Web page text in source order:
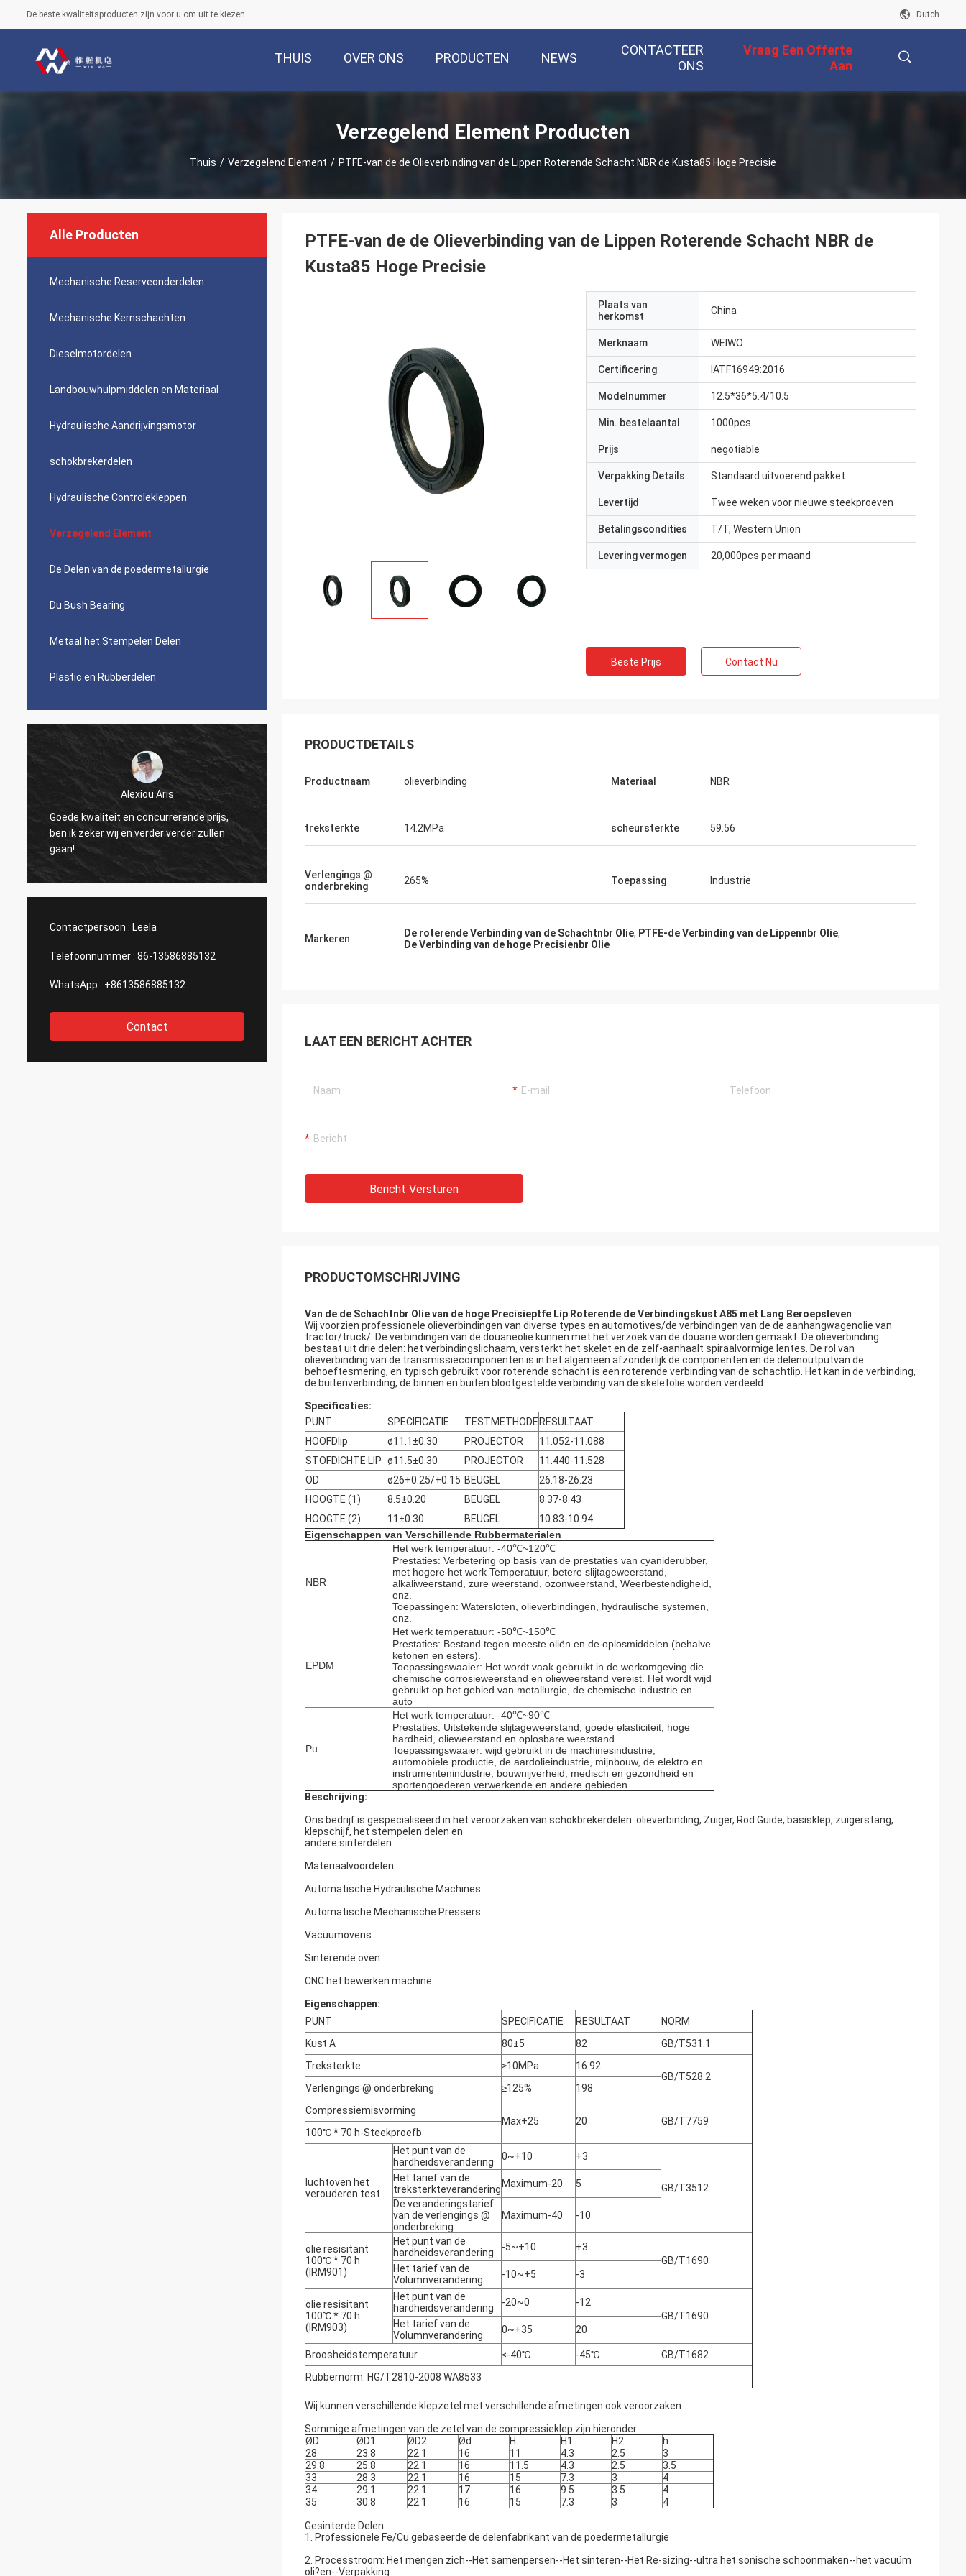
De beste kwaliteitsproducten zijn voor u om uit te kiezen Dutch
THUIS OVER ONS PRODUCTEN NEWS
CONTACTEER
ONS
Vraag Een Offerte
Aan
Verzegelend Element Producten
Thuis / Verzegelend Element / PTFE-van de de Olieverbinding van de Lippen Roterende Schacht NBR de Kusta85 Hoge Precisie
Alle Producten
Mechanische Reserveonderdelen
Mechanische Kernschachten
Dieselmotordelen
Landbouwhulpmiddelen en Materiaal
Hydraulische Aandrijvingsmotor
schokbrekerdelen
Hydraulische Controlekleppen
Verzegelend Element
De Delen van de poedermetallurgie
Du Bush Bearing
Metaal het Stempelen Delen
Plastic en Rubberdelen
Alexiou Aris
Goede kwaliteit en concurrerende prijs,
ben ik zeker wij en verder verder zullen
gaan!
vrienden elkaar, gemakkelijk om te krijgen
samen met, zeer prettige samenwerking!
zullen onze samenwerking voortzetten.
Kwaliteitspartner!
Contactpersoon : Leela
Telefoonnummer : 86-13586885132
WhatsApp : +8613586885132
Contact
PTFE-van de de Olieverbinding van de Lippen Roterende Schacht NBR de
Kusta85 Hoge Precisie
Plaats van
herkomst
China
Merknaam WEIWO
Certificering IATF16949:2016
Modelnummer 12.5*36*5.4/10.5
Min. bestelaantal 1000pcs
Prijs negotiable
Verpakking Details Standaard uitvoerend pakket
Levertijd Twee weken voor nieuwe steekproeven
Betalingscondities T/T, Western Union
Levering vermogen 20,000pcs per maand
Beste Prijs Contact Nu
PRODUCTDETAILS
Productnaam olieverbinding Materiaal NBR
treksterkte 14.2MPa scheursterkte 59.56
Verlengings @
onderbreking
265% Toepassing Industrie
Markeren De roterende Verbinding van de Schachtnbr Olie, PTFE-de Verbinding van de Lippennbr Olie,
De Verbinding van de hoge Precisienbr Olie
LAAT EEN BERICHT ACHTER
Bericht Versturen
PRODUCTOMSCHRIJVING
Van de de Schachtnbr Olie van de hoge Precisieptfe Lip Roterende de Verbindingskust A85 met Lang Beroepsleven
Wij voorzien professionele olieverbindingen van diverse types en automotives/de verbindingen van de de aanhangwagenolie van
tractor/truck/. De verbindingen van de douaneolie kunnen met het verzoek van de douane worden gemaakt. De olieverbinding
bestaat uit drie delen: het verbindingslichaam, versterkt het skelet en de zelf-aanhaalt spiraalvormige lentes. De rol van
olieverbinding van de transmissiecomponenten is in het algemeen afzonderlijk de componenten en de delenoutputvan de
behoeftesmering, en typisch gebruikt voor roterende schacht is een roterende verbinding van de schachtlip. Het kan in de verbinding,
de buitenverbinding, de binnen en buiten blootgestelde verbinding van de skeletolie worden verdeeld.
Specificaties:
PUNT
SPECIFICATIE TESTMETHODE RESULTAAT
HOOFDlip
ø11.1±0.30 PROJECTOR
11.052-11.088
STOFDICHTE LIP ø11.5±0.30 PROJECTOR
11.440-11.528
OD
ø26+0.25/+0.15 BEUGEL
26.18-26.23
HOOGTE (1)
8.5±0.20 BEUGEL
8.37-8.43
HOOGTE (2)
11±0.30 BEUGEL
10.83-10.94
Eigenschappen van Verschillende Rubbermaterialen
NBR
Het werk temperatuur: -40℃~120℃
Prestaties: Verbetering op basis van de prestaties van cyaniderubber,
met hogere het werk Temperatuur, betere slijtageweerstand,
alkaliweerstand, zure weerstand, ozonweerstand, Weerbestendigheid,
enz.
Toepassingen: Watersloten, olieverbindingen, hydraulische systemen,
enz.
EPDM
Het werk temperatuur: -50℃~150℃
Prestaties: Bestand tegen meeste oliën en de oplosmiddelen (behalve
ketonen en esters).
Toepassingswaaier: Het wordt vaak gebruikt in de werkomgeving die
chemische corrosieweerstand en olieweerstand vereist. Het wordt wijd
gebruikt op het gebied van metallurgie, de chemische industrie en
auto
Pu
Het werk temperatuur: -40℃~90℃
Prestaties: Uitstekende slijtageweerstand, goede elasticiteit, hoge
hardheid, olieweerstand en oplosbare weerstand.
Toepassingswaaier: wijd gebruikt in de machinesindustrie,
automobiele productie, de aardolieindustrie, mijnbouw, de elektro en
instrumentenindustrie, bouwnijverheid, medisch en gezondheid en
sportengoederen verwerkende en andere gebieden.
Beschrijving:
Ons bedrijf is gespecialiseerd in het veroorzaken van schokbrekerdelen: olieverbinding, Zuiger, Rod Guide, basisklep, zuigerstang,
klepschijf, het stempelen delen en
andere sinterdelen.
Materiaalvoordelen:
Automatische Hydraulische Machines
Automatische Mechanische Pressers
Vacuümovens
Sinterende oven
CNC het bewerken machine
Eigenschappen:
PUNT
SPECIFICATIE RESULTAAT
NORM
Kust A
80±5 82
GB/T531.1
Treksterkte
≥10MPa
16.92
GB/T528.2
Verlengings @ onderbreking
≥125%
198
Compressiemisvorming
Max+25
20
GB/T7759
100℃ * 70 h-Steekproefb
luchtoven het
verouderen test
Het punt van de
hardheidsverandering
0~+10 +3
GB/T3512
Het tarief van de
treksterkteverandering Maximum-20
5
De veranderingstarief
van de verlengings @
onderbreking
Maximum-40 -10
olie resisitant
100℃ * 70 h
(IRM901)
Het punt van de
hardheidsverandering
-5~+10
+3
GB/T1690
Het tarief van de
Volumnverandering
-10~+5 -3
olie resisitant
100℃ * 70 h
(IRM903)
Het punt van de
hardheidsverandering
-20~0
-12
GB/T1690
Het tarief van de
Volumnverandering
0~+35 20
Broosheidstemperatuur ≤-40℃ -45℃
GB/T1682
Rubbernorm: HG/T2810-2008 WA8533
Wij kunnen verschillende klepzetel met verschillende afmetingen ook veroorzaken.
Sommige afmetingen van de zetel van de compressieklep zijn hieronder:
ØD
ØD1 ØD2 Ød H H1 H2
h
28
23.8 22.1 16 11 4.3 2.5
3
29.8
25.8 22.1 16 11.5 4.3 2.5
3.5
33
28.3 22.1 16 15 7.3 3
4
34
29.1 22.1 17 16 9.5 3.5
4
35
30.8 22.1 16 15 7.3 3 4
Gesinterde Delen
1. Professionele Fe/Cu gebaseerde de delenfabrikant van de poedermetallurgie
2. Processtroom: Het mengen zich--Het samenpersen--Het sinteren--Het Re-sizing--ultra het sonische schoonmaken--het vacuüm
oli?en--Verpakking